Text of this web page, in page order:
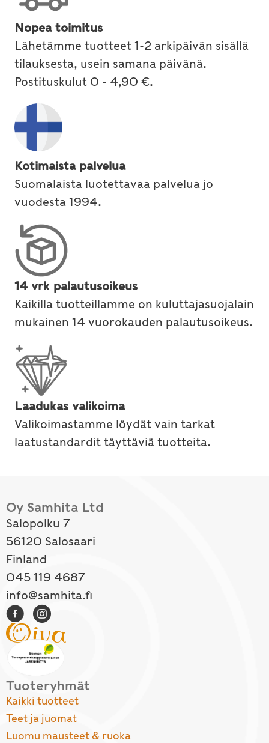
Nopea toimitus
Lähetämme tuotteet 1-2 arkipäivän sisällä
tilauksesta, usein samana päivänä.
Postituskulut 0 - 4,90 €.
Kotimaista palvelua
Suomalaista luotettavaa palvelua jo
vuodesta 1994.
14 vrk palautusoikeus
Kaikilla tuotteillamme on kuluttajasuojalain
mukainen 14 vuorokauden palautusoikeus.
Laadukas valikoima
Valikoimastamme löydät vain tarkat
laatustandardit täyttäviä tuotteita.
Oy Samhita Ltd
Salopolku 7
56120 Salosaari
Finland
045 119 4687
info@samhita.fi
Tuoteryhmät
Kaikki tuotteet
Teet ja juomat
Luomu mausteet & ruoka